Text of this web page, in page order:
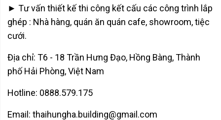
► Tư vấn thiết kế thi công kết cấu các công trình lắp
ghép : Nhà hàng, quán ăn quán cafe, showroom, tiệc
cưới.
Địa chỉ: T6 - 18 Trần Hưng Đạo, Hồng Bàng, Thành
phố Hải Phòng, Việt Nam
Hotline: 0888.579.175
Email: thaihungha.building@gmail.com